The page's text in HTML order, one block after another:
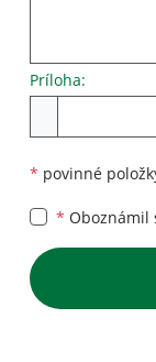
Príloha:
* povinné
* Oboznámil